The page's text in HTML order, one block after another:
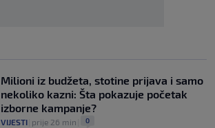
Milioni iz budžeta, stotine prijava i samo
nekoliko kazni: Šta pokazuje početak
izborne kampanje?
VIJESTI prije 26 min 0